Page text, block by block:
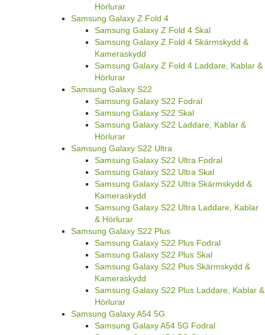
Hörlurar
Samsung Galaxy Z Fold 4
Samsung Galaxy Z Fold 4 Skal
Samsung Galaxy Z Fold 4 Skärmskydd &
Kameraskydd
Samsung Galaxy Z Fold 4 Laddare, Kablar &
Hörlurar
Samsung Galaxy S22
Samsung Galaxy S22 Fodral
Samsung Galaxy S22 Skal
Samsung Galaxy S22 Laddare, Kablar &
Hörlurar
Samsung Galaxy S22 Ultra
Samsung Galaxy S22 Ultra Fodral
Samsung Galaxy S22 Ultra Skal
Samsung Galaxy S22 Ultra Skärmskydd &
Kameraskydd
Samsung Galaxy S22 Ultra Laddare, Kablar
& Hörlurar
Samsung Galaxy S22 Plus
Samsung Galaxy S22 Plus Fodral
Samsung Galaxy S22 Plus Skal
Samsung Galaxy S22 Plus Skärmskydd &
Kameraskydd
Samsung Galaxy S22 Plus Laddare, Kablar &
Hörlurar
Samsung Galaxy A54 5G
Samsung Galaxy A54 5G Fodral